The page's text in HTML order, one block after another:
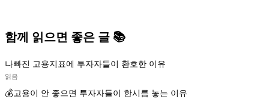
함께 읽으면 좋은 글 📚
나빠진 고용지표에 투자자들이 환호한 이유
읽음
💰고용이 안 좋으면 투자자들이 한시름 놓는 이유